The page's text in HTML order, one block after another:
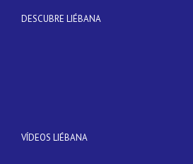
DESCUBRE LIÉBANA
VÍDEOS LIÉBANA